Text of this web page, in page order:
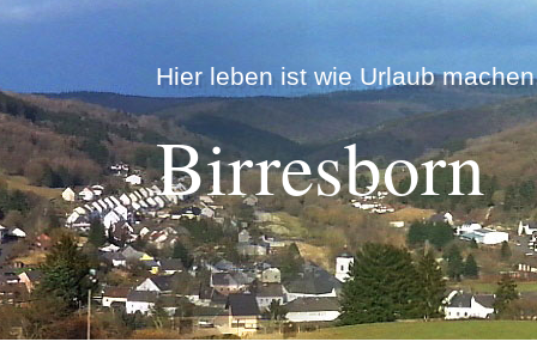
Hier leben ist wie Urlaub
Birresborn